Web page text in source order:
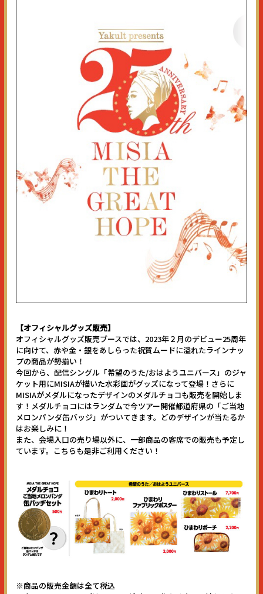
【オフィシャルグッズ販売】
オフィシャルグッズ販売ブースでは、2023年２月のデビュー25周年
に向けて、赤や金・銀をあしらった祝賀ムードに溢れたラインナッ
プの商品が勢揃い！
今回から、配信シングル「希望のうた/おはようユニバース」のジャ
ケット用にMISIAが描いた水彩画がグッズになって登場！さらに
MISIAがメダルになったデザインのメダルチョコも販売を開始しま
す！メダルチョコにはランダムで今ツアー開催都道府県の「ご当地
メロンパンダ缶バッジ」がついてきます。どのデザインが当たるか
はお楽しみに！
また、会場入口の売り場以外に、一部商品の客席での販売も予定し
ています。こちらも是非ご利用ください！
※商品の販売金額は全て税込
HOME
TICKET
NEWS
新型コロナ感染予防対策